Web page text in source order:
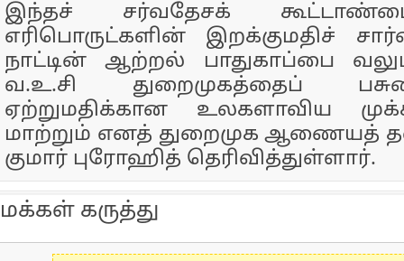
இந்தச் சர்வதேசக்
எரிபொருட்களின் இறக்குமதிச்
நாட்டின் ஆற்றல் பாதுகாப்பை
வ.உ.சி துறைமுகத்தைப்
ஏற்றுமதிக்கான உலகளாவிய
மாற்றும் எனத் துறைமுக ஆணையத்
குமார் புரோஹித் தெரிவித்துள்ளார்.
மக்கள் கருத்து